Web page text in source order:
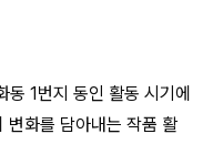
동 1번지 동인 활동 시기에
변화를 담아내는 작품 활